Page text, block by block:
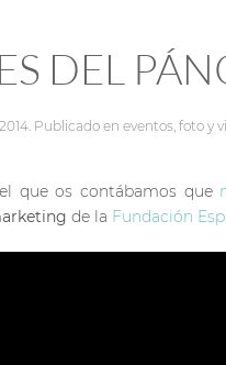
DEL
. Publicado en eventos, foto y
que os contábamos que
de la Fundación